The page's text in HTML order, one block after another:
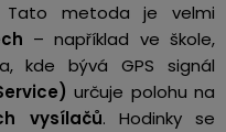
metoda je velmi
– například ve škole,
kde bývá GPS signál
určuje polohu na
vysílačů. Hodinky se